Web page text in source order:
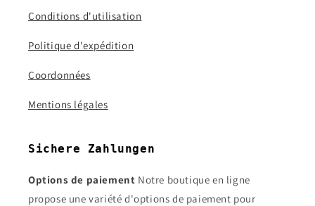
Conditions d'utilisation
Politique d'expédition
Coordonnées
Mentions légales
Sichere Zahlungen
Options de paiement Notre boutique en ligne
propose une variété d'options de paiement pour